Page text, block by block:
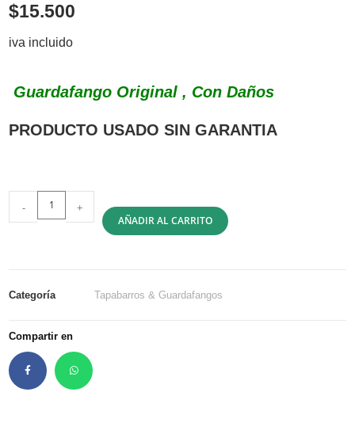
$15.500
iva incluido
Guardafango Original , Con Daños
PRODUCTO USADO SIN GARANTIA
- +
AÑADIR AL CARRITO
Categoría Tapabarros & Guardafangos
Compartir en